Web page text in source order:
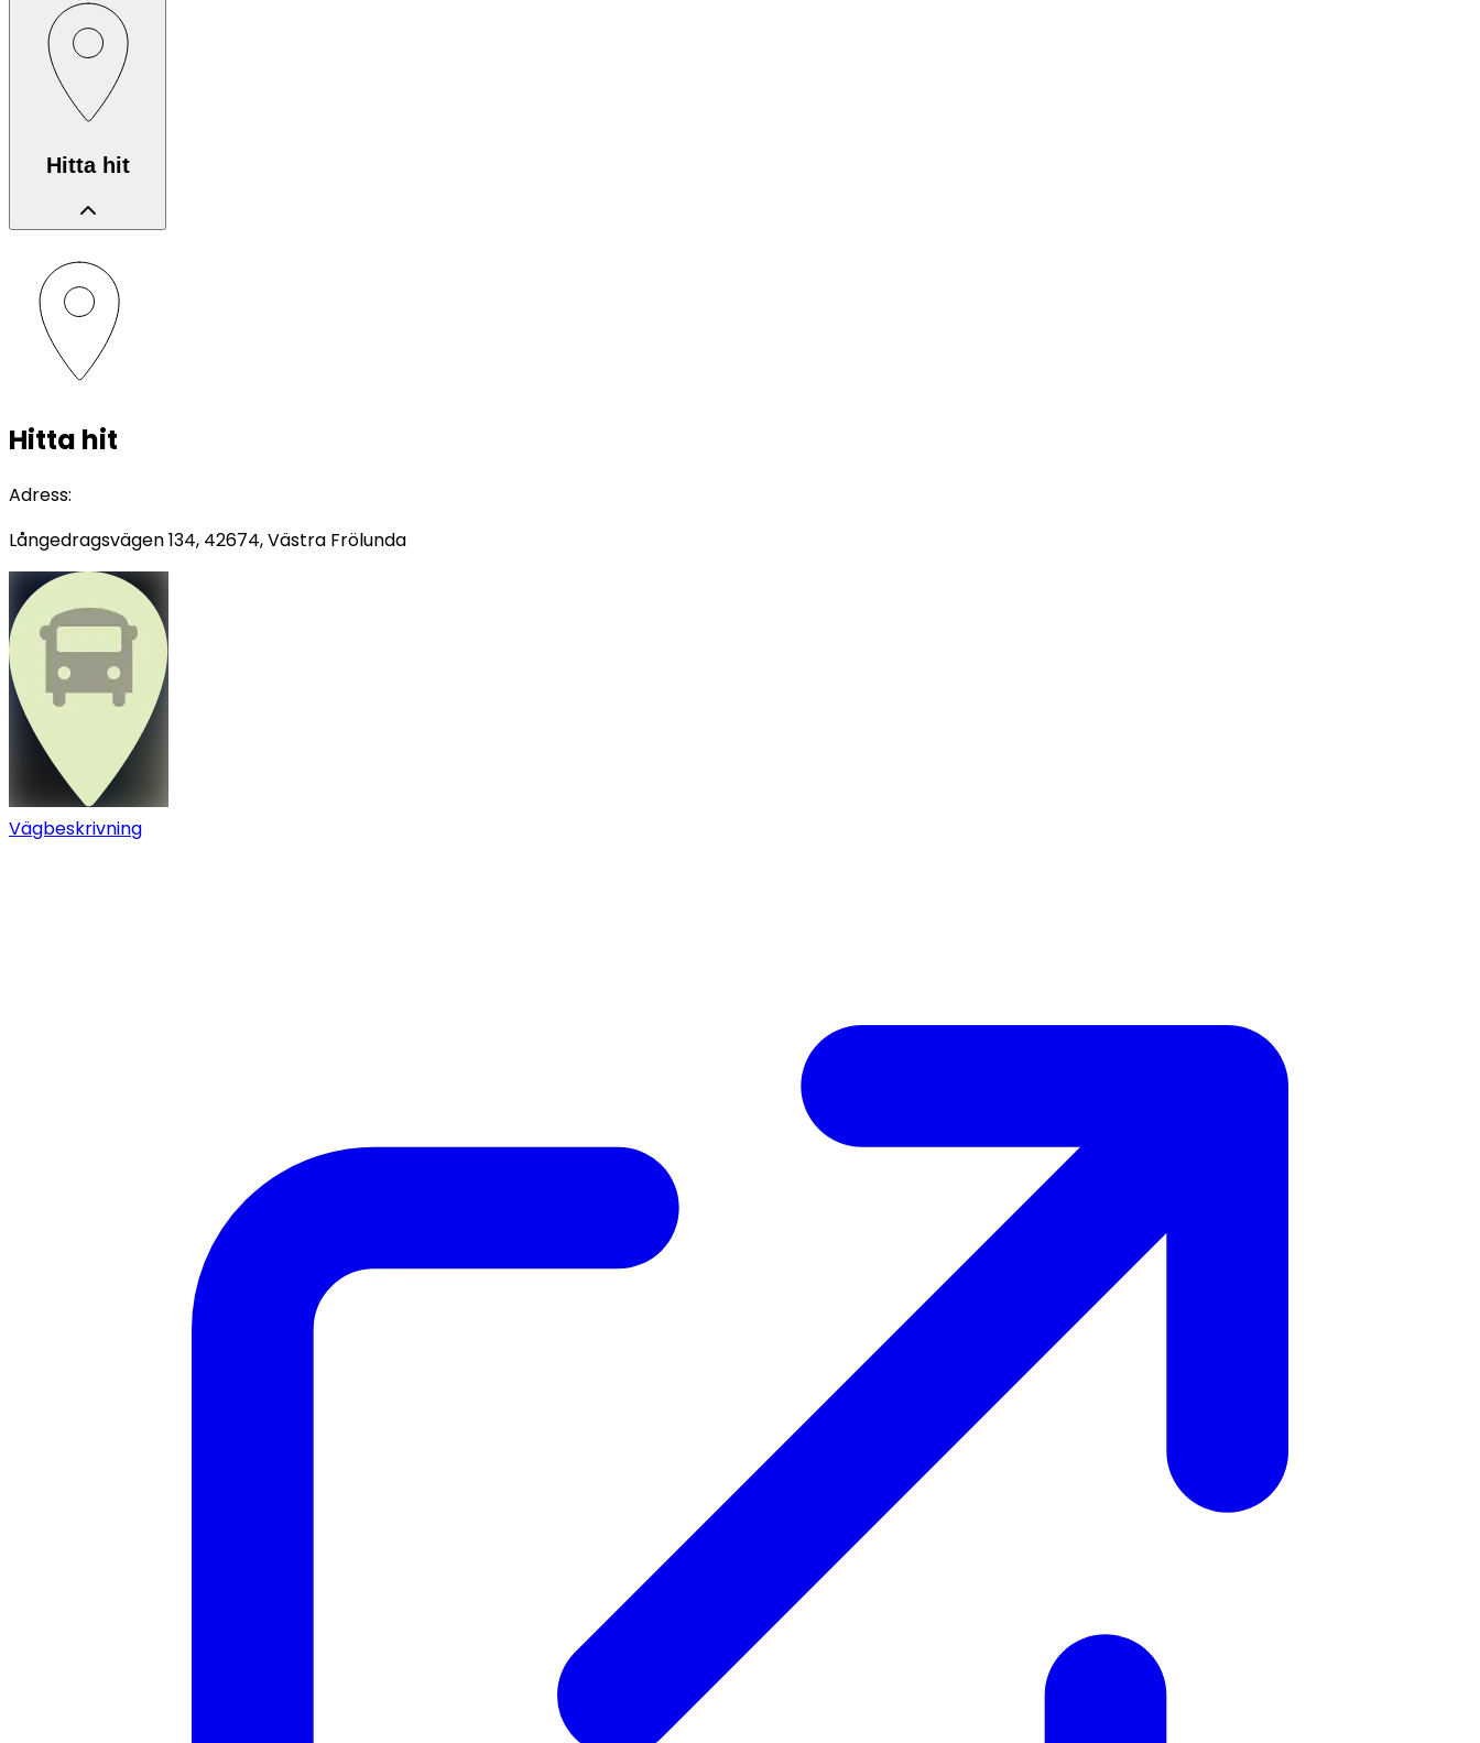
Hitta hit
Hitta hit
Adress:
Långedragsvägen 134, 42674, Västra Frölunda
Vägbeskrivning